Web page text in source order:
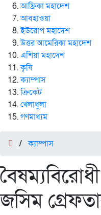
আফ্রিকা মহাদেশ
আবহাওয়া
ইউরোপ মহাদেশ
উত্তর আমেরিকা মহাদেশ
এশিয়া মহাদেশ
কৃষি
ক্যাম্পাস
ক্রিকেট
খেলাধুলা
গণমাধ্যম
/ক্যাম্পাস
জসিম